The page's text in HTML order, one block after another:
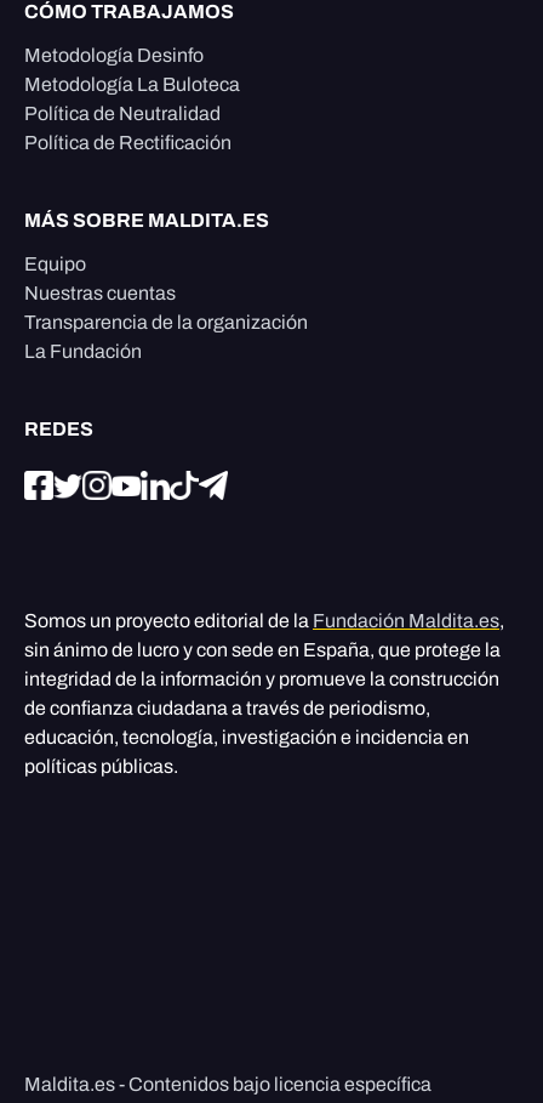
CÓMO TRABAJAMOS
Metodología Desinfo
Metodología La Buloteca
Política de Neutralidad
Política de Rectificación
MÁS SOBRE MALDITA.ES
Equipo
Nuestras cuentas
Transparencia de la organización
La Fundación
REDES
Somos un proyecto editorial de la Fundación Maldita.es,
sin ánimo de lucro y con sede en España, que protege la
integridad de la información y promueve la construcción
de confianza ciudadana a través de periodismo,
educación, tecnología, investigación e incidencia en
políticas públicas.
Maldita.es - Contenidos bajo licencia específica